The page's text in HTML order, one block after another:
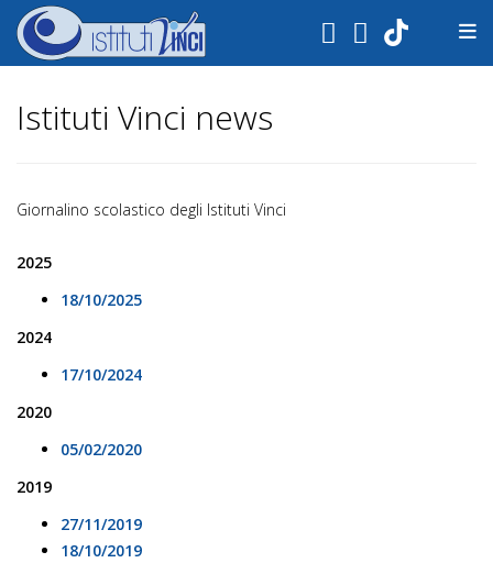
.
Istituti Vinci news
Giornalino scolastico degli Istituti Vinci
2025
18/10/2025
2024
17/10/2024
2020
05/02/2020
2019
27/11/2019
18/10/2019